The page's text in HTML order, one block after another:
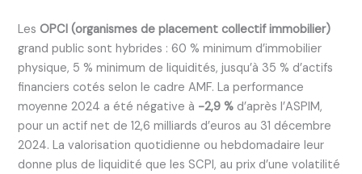
Les OPCI (organismes de placement collectif immobilier)
grand public sont hybrides : 60 % minimum d’immobilier
physique, 5 % minimum de liquidités, jusqu’à 35 % d’actifs
financiers cotés selon le cadre AMF. La performance
moyenne 2024 a été négative à -2,9 % d’après l’ASPIM,
pour un actif net de 12,6 milliards d’euros au 31 décembre
2024. La valorisation quotidienne ou hebdomadaire leur
donne plus de liquidité que les SCPI, au prix d’une volatilité